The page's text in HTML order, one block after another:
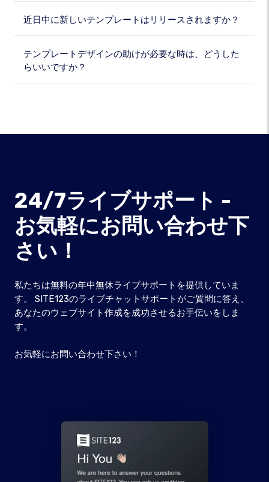
近日中に新しいテンプレートはリリースされますか？
テンプレートデザインの助けが必要な時は、どうした
らいいですか？
24/7ライブサポート -
お気軽にお問い合わせ下
さい！
私たちは無料の年中無休ライブサポートを提供していま
す。 SITE123のライブチャットサポートがご質問に答え、
あなたのウェブサイト作成を成功させるお手伝いをしま
す。
お気軽にお問い合わせ下さい！